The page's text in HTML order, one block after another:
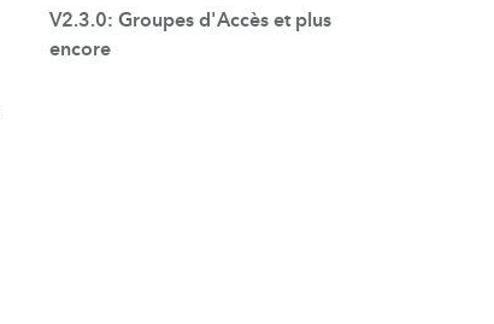
V2.3.0: Groupes d'Accès et plus
encore